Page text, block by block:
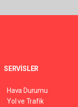
SERVİSLER
Hava Durumu
Yol ve Trafik